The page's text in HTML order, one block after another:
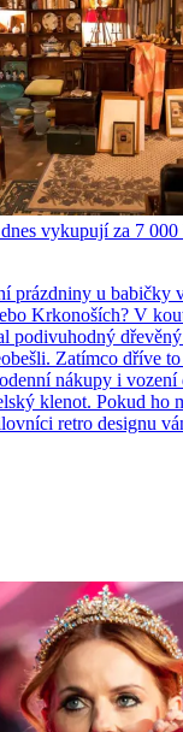
dnes vykupují za 7
prázdniny u babičky
Krkonoších? V
podivuhodný
Zatímco dříve
nákupy i vození
klenot. Pokud ho
retro designu